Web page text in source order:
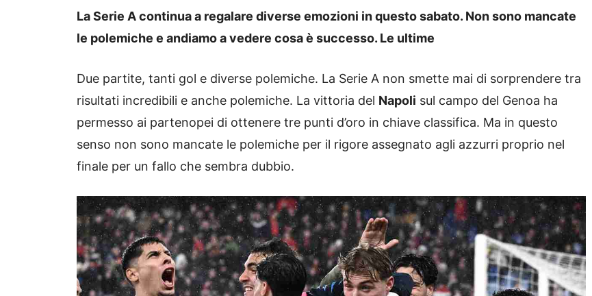
La Serie A continua a regalare diverse emozioni in questo sabato. Non sono mancate
le polemiche e andiamo a vedere cosa è successo. Le ultime
Due partite, tanti gol e diverse polemiche. La Serie A non smette mai di sorprendere tra
risultati incredibili e anche polemiche. La vittoria del Napoli sul campo del Genoa ha
permesso ai partenopei di ottenere tre punti d’oro in chiave classifica. Ma in questo
senso non sono mancate le polemiche per il rigore assegnato agli azzurri proprio nel
finale per un fallo che sembra dubbio.